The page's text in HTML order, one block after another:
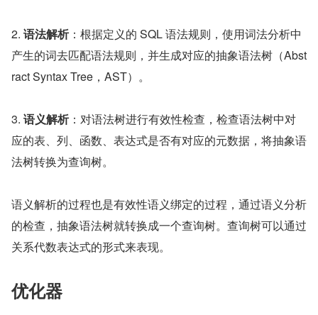
2. 语法解析：根据定义的 SQL 语法规则，使用词法分析中
产生的词去匹配语法规则，并生成对应的抽象语法树（Abst
ract Syntax Tree，AST）。
3. 语义解析：对语法树进行有效性检查，检查语法树中对
应的表、列、函数、表达式是否有对应的元数据，将抽象语
法树转换为查询树。
语义解析的过程也是有效性语义绑定的过程，通过语义分析
的检查，抽象语法树就转换成一个查询树。查询树可以通过
关系代数表达式的形式来表现。
优化器